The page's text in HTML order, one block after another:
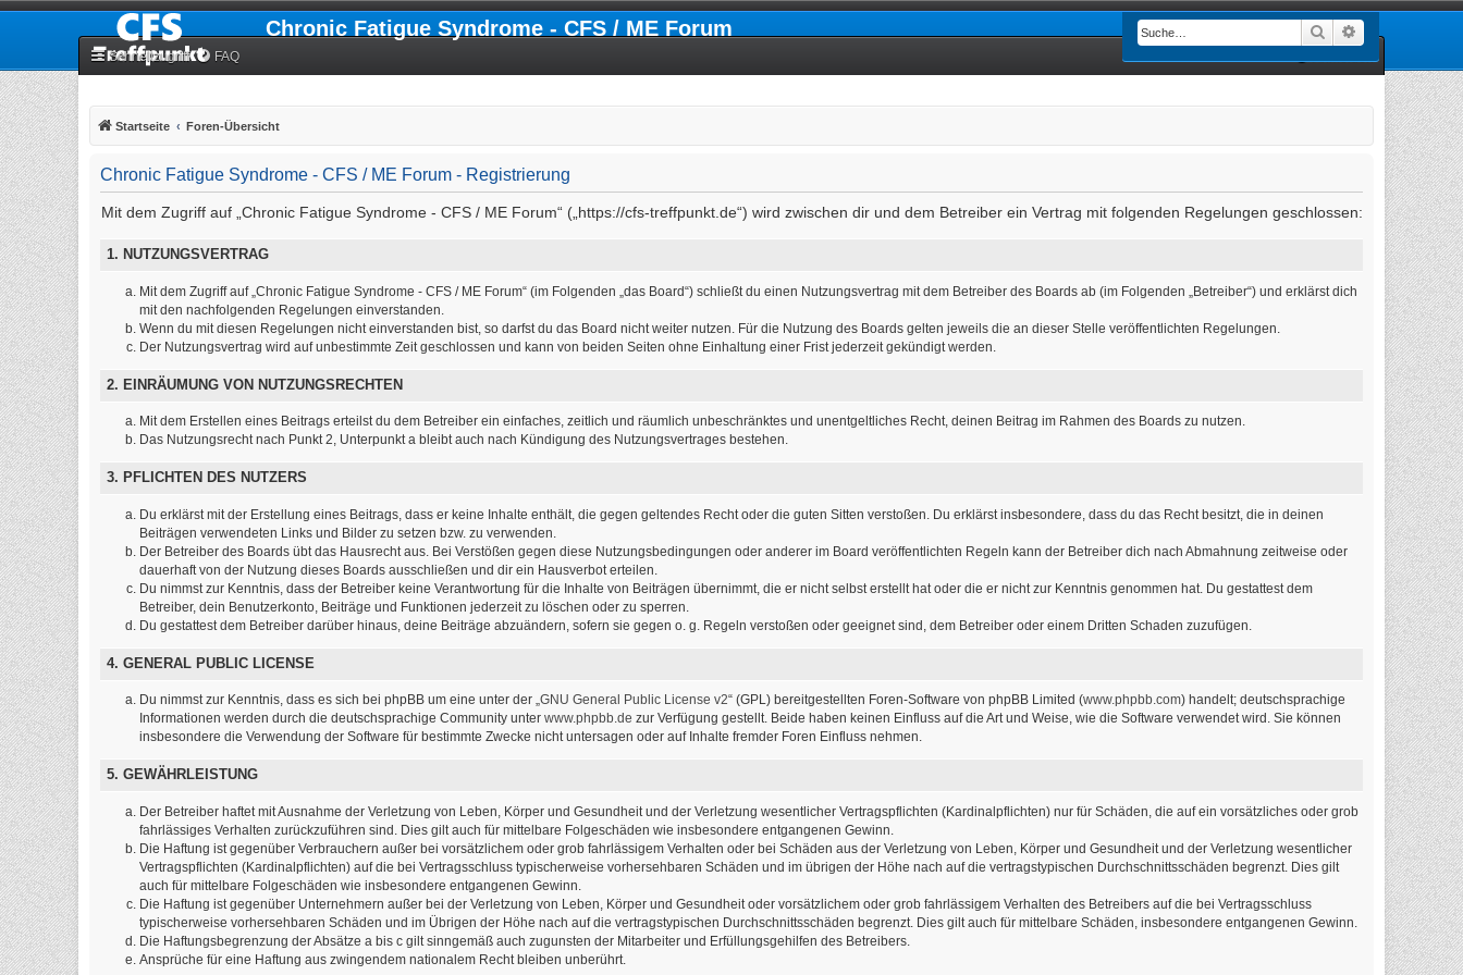
Chronic Fatigue Syndrome - CFS / ME Forum Suche
Schnellzugriff FAQ
Startseite Foren-Übersicht
Chronic Fatigue Syndrome - CFS / ME Forum - Registrierung
Mit dem Zugriff auf „Chronic Fatigue Syndrome - CFS / ME Forum“ („https://cfs-treffpunkt.de“) wird zwischen dir und dem Betreiber ein Vertrag mit folgenden Regelungen geschlossen:
1. NUTZUNGSVERTRAG
Mit dem Zugriff auf „Chronic Fatigue Syndrome - CFS / ME Forum“ (im Folgenden „das Board“) schließt du einen Nutzungsvertrag mit dem Betreiber des Boards ab (im Folgenden „Betreiber“) und erklärst dich
mit den nachfolgenden Regelungen einverstanden.
Wenn du mit diesen Regelungen nicht einverstanden bist, so darfst du das Board nicht weiter nutzen. Für die Nutzung des Boards gelten jeweils die an dieser Stelle veröffentlichten Regelungen.
Der Nutzungsvertrag wird auf unbestimmte Zeit geschlossen und kann von beiden Seiten ohne Einhaltung einer Frist jederzeit gekündigt werden.
2. EINRÄUMUNG VON NUTZUNGSRECHTEN
Mit dem Erstellen eines Beitrags erteilst du dem Betreiber ein einfaches, zeitlich und räumlich unbeschränktes und unentgeltliches Recht, deinen Beitrag im Rahmen des Boards zu nutzen.
Das Nutzungsrecht nach Punkt 2, Unterpunkt a bleibt auch nach Kündigung des Nutzungsvertrages bestehen.
3. PFLICHTEN DES NUTZERS
Du erklärst mit der Erstellung eines Beitrags, dass er keine Inhalte enthält, die gegen geltendes Recht oder die guten Sitten verstoßen. Du erklärst insbesondere, dass du das Recht besitzt, die in deinen
Beiträgen verwendeten Links und Bilder zu setzen bzw. zu verwenden.
Der Betreiber des Boards übt das Hausrecht aus. Bei Verstößen gegen diese Nutzungsbedingungen oder anderer im Board veröffentlichten Regeln kann der Betreiber dich nach Abmahnung zeitweise oder
dauerhaft von der Nutzung dieses Boards ausschließen und dir ein Hausverbot erteilen.
Du nimmst zur Kenntnis, dass der Betreiber keine Verantwortung für die Inhalte von Beiträgen übernimmt, die er nicht selbst erstellt hat oder die er nicht zur Kenntnis genommen hat. Du gestattest dem
Betreiber, dein Benutzerkonto, Beiträge und Funktionen jederzeit zu löschen oder zu sperren.
Du gestattest dem Betreiber darüber hinaus, deine Beiträge abzuändern, sofern sie gegen o. g. Regeln verstoßen oder geeignet sind, dem Betreiber oder einem Dritten Schaden zuzufügen.
4. GENERAL PUBLIC LICENSE
Du nimmst zur Kenntnis, dass es sich bei phpBB um eine unter der „GNU General Public License v2“ (GPL) bereitgestellten Foren-Software von phpBB Limited (www.phpbb.com) handelt; deutschsprachige
Informationen werden durch die deutschsprachige Community unter www.phpbb.de zur Verfügung gestellt. Beide haben keinen Einfluss auf die Art und Weise, wie die Software verwendet wird. Sie können
insbesondere die Verwendung der Software für bestimmte Zwecke nicht untersagen oder auf Inhalte fremder Foren Einfluss nehmen.
5. GEWÄHRLEISTUNG
Der Betreiber haftet mit Ausnahme der Verletzung von Leben, Körper und Gesundheit und der Verletzung wesentlicher Vertragspflichten (Kardinalpflichten) nur für Schäden, die auf ein vorsätzliches oder grob
fahrlässiges Verhalten zurückzuführen sind. Dies gilt auch für mittelbare Folgeschäden wie insbesondere entgangenen Gewinn.
Die Haftung ist gegenüber Verbrauchern außer bei vorsätzlichem oder grob fahrlässigem Verhalten oder bei Schäden aus der Verletzung von Leben, Körper und Gesundheit und der Verletzung wesentlicher
Vertragspflichten (Kardinalpflichten) auf die bei Vertragsschluss typischerweise vorhersehbaren Schäden und im übrigen der Höhe nach auf die vertragstypischen Durchschnittsschäden begrenzt. Dies gilt
auch für mittelbare Folgeschäden wie insbesondere entgangenen Gewinn.
Die Haftung ist gegenüber Unternehmern außer bei der Verletzung von Leben, Körper und Gesundheit oder vorsätzlichem oder grob fahrlässigem Verhalten des Betreibers auf die bei Vertragsschluss
typischerweise vorhersehbaren Schäden und im Übrigen der Höhe nach auf die vertragstypischen Durchschnittsschäden begrenzt. Dies gilt auch für mittelbare Schäden, insbesondere entgangenen Gewinn.
Die Haftungsbegrenzung der Absätze a bis c gilt sinngemäß auch zugunsten der Mitarbeiter und Erfüllungsgehilfen des Betreibers.
Ansprüche für eine Haftung aus zwingendem nationalem Recht bleiben unberührt.